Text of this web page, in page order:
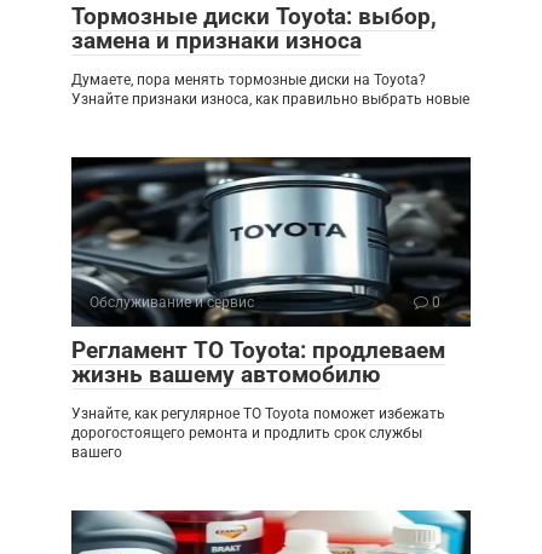
Тормозные диски Toyota: выбор,
замена и признаки износа
Думаете, пора менять тормозные диски на Toyota?
Узнайте признаки износа, как правильно выбрать новые
Обслуживание и сервис 0
Регламент ТО Toyota: продлеваем
жизнь вашему автомобилю
Узнайте, как регулярное ТО Toyota поможет избежать
дорогостоящего ремонта и продлить срок службы
вашего